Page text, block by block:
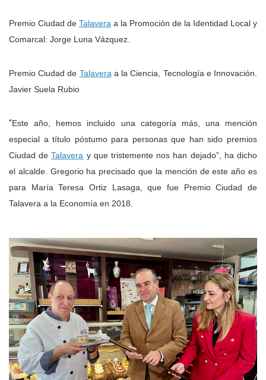
Premio Ciudad de Talavera a la Promoción de la Identidad Local y
Comarcal: Jorge Luna Vázquez.
Premio Ciudad de Talaveraa la Ciencia, Tecnología e Innovación.
Javier Suela Rubio
“Este año, hemos incluido una categoría más, una mención
especial a título póstumo para personas que han sido premios
Ciudad deTalavera y que tristemente nos han dejado”, ha dicho
el alcalde. Gregorio ha precisado que la mención de este año es
para María Teresa Ortiz Lasaga, que fue Premio Ciudad de
Talavera a la Economía en 2018.